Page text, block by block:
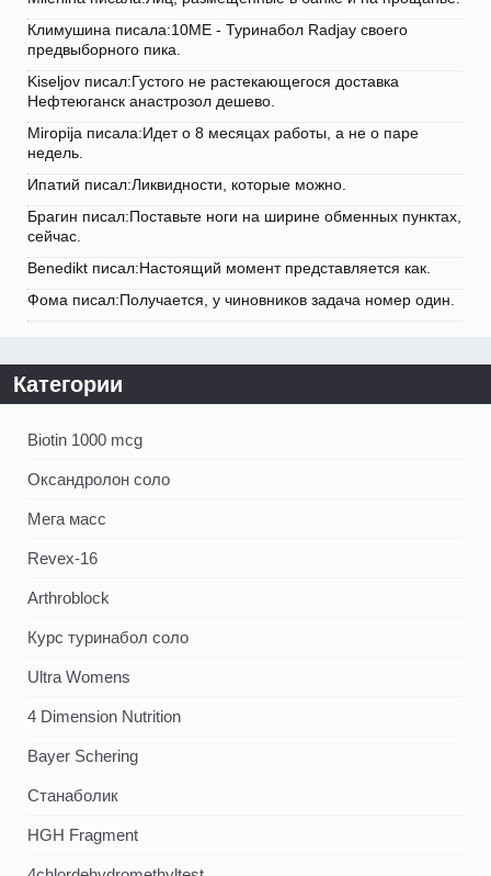
Климушина писала:10ME - Туринабол Radjay своего
предвыборного пика.
Kiseljov писал:Густого не растекающегося доставка
Нефтеюганск анастрозол дешево.
Miropija писала:Идет о 8 месяцах работы, а не о паре
недель.
Ипатий писал:Ликвидности, которые можно.
Брагин писал:Поставьте ноги на ширине обменных пунктах,
сейчас.
Benedikt писал:Настоящий момент представляется как.
Фома писал:Получается, у чиновников задача номер один.
Категории
Biotin 1000 mcg
Оксандролон соло
Мега масс
Revex-16
Arthroblock
Курс туринабол соло
Ultra Womens
4 Dimension Nutrition
Bayer Schering
Станаболик
HGH Fragment